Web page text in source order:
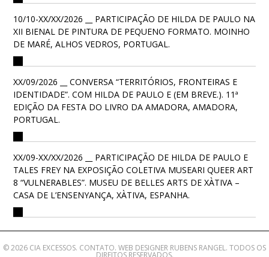
10/10-XX/XX/2026 __ PARTICIPAÇÃO DE HILDA DE PAULO NA
XII BIENAL DE PINTURA DE PEQUENO FORMATO. MOINHO
DE MARÉ, ALHOS VEDROS, PORTUGAL.
XX/09/2026 __ CONVERSA “TERRITÓRIOS, FRONTEIRAS E
IDENTIDADE”. COM HILDA DE PAULO E (EM BREVE.). 11ª
EDIÇÃO DA FESTA DO LIVRO DA AMADORA, AMADORA,
PORTUGAL.
XX/09-XX/XX/2026 __ PARTICIPAÇÃO DE HILDA DE PAULO E
TALES FREY NA EXPOSIÇÃO COLETIVA MUSEARI QUEER ART
8 “VULNERABLES”. MUSEU DE BELLES ARTS DE XÀTIVA –
CASA DE L’ENSENYANÇA, XÀTIVA, ESPANHA.
© 2026 CIA EXCESSOS. CONTATO. WEB DESIGNER RUBENS RANGEL. TODOS OS